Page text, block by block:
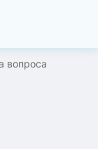
вопроса